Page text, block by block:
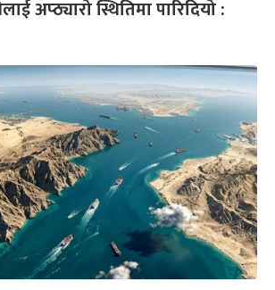
अप्ठ्यारो स्थितिमा पारिदियो :